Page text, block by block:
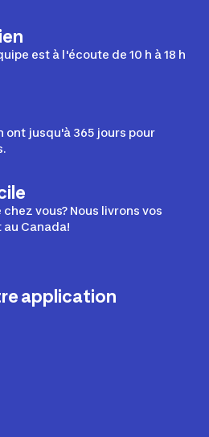
est à l'écoute de 10 h à 18 h
ont jusqu'à 365 jours pour
vous? Nous livrons vos
Canada!
application